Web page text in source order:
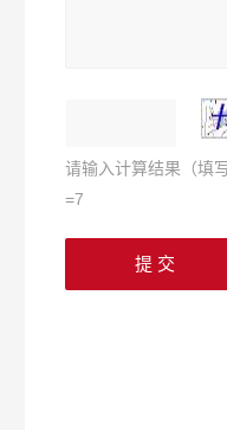
请输入计算结果（填
=7